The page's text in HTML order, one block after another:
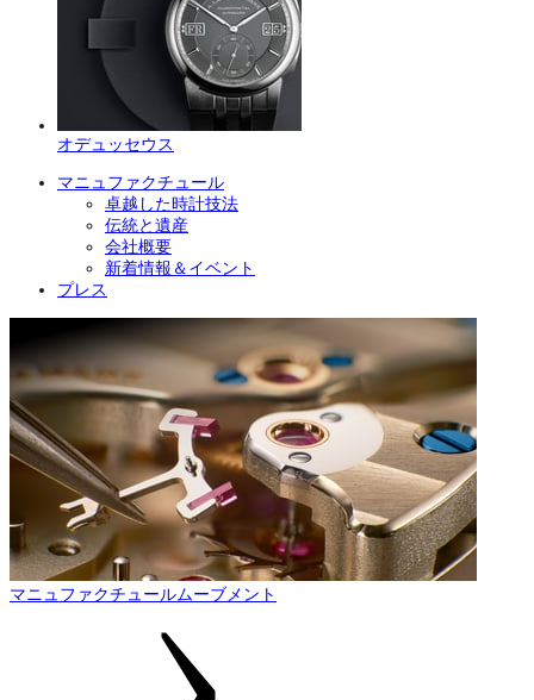
オデュッセウス
マニュファクチュール
卓越した時計技法
伝統と遺産
会社概要
新着情報＆イベント
プレス
マニュファクチュールムーブメント